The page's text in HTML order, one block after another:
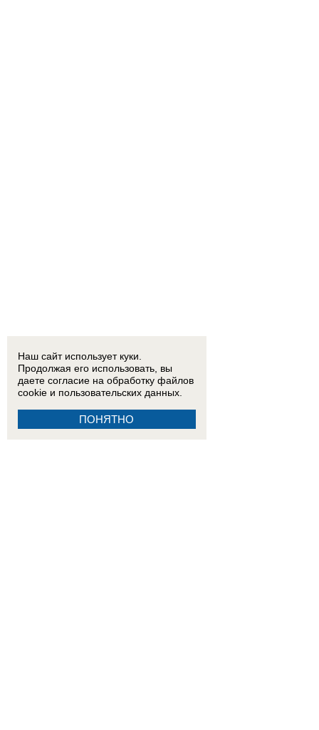
Наш сайт использует куки.
Продолжая его использовать, вы
даете согласие на обработку файлов
cookie и пользовательских данных.
ПОНЯТНО